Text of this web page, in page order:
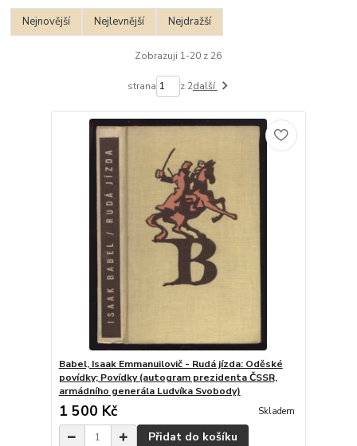
Nejnovější Nejlevnější Nejdražší
Zobrazuji 1-20 z 26
strana z 2další
Babel, Isaak Emmanuilovič - Rudá jízda: Oděské
povídky; Povídky (autogram prezidenta ČSSR,
armádního generála Ludvíka Svobody)
1 500 Kč Skladem
Přidat do košíku